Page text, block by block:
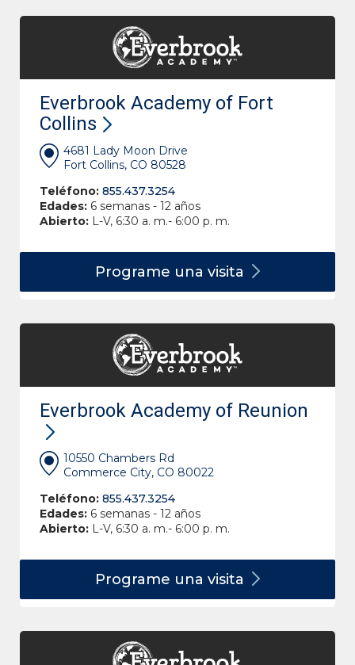
Everbrook Academy of Fort
Collins
4681 Lady Moon Drive
Fort Collins, CO 80528
Teléfono: 855.437.3254
Edades: 6 semanas - 12 años
Abierto: L-V, 6:30 a. m.- 6:00 p. m.
Programe una visita
Everbrook Academy of Reunion
10550 Chambers Rd
Commerce City, CO 80022
Teléfono: 855.437.3254
Edades: 6 semanas - 12 años
Abierto: L-V, 6:30 a. m.- 6:00 p. m.
Programe una visita